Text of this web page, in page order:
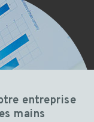
entreprise
mains